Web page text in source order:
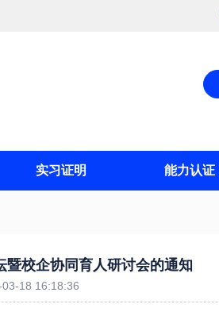
实习证明 能力认证
暨校企协同育人研讨会的通知
18 16:18:36